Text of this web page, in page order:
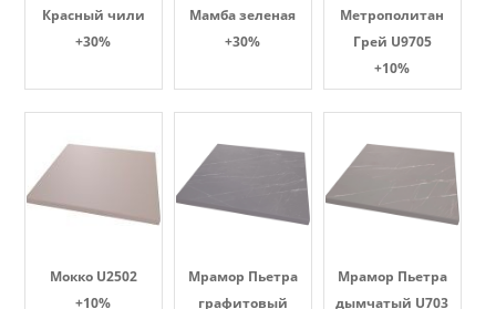
Красный чили
+30%
Мамба зеленая
+30%
Метрополитан
Грей U9705
+10%
Мокко U2502
+10%
Мрамор Пьетра
графитовый
Мрамор Пьетра
дымчатый U703